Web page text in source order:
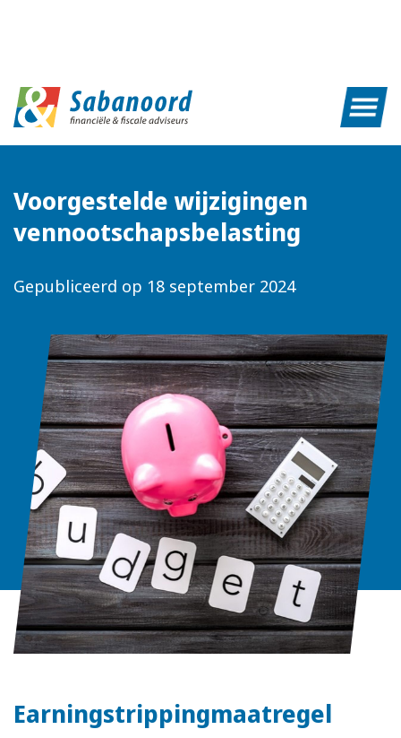
Voorgestelde wijzigingen
vennootschapsbelasting
Gepubliceerd op 18 september 2024
Earningstrippingmaatregel